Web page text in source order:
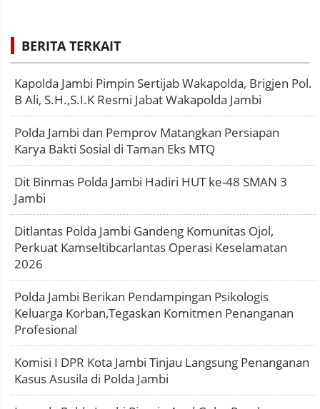
BERITA TERKAIT
Kapolda Jambi Pimpin Sertijab Wakapolda, Brigjen Pol.
B Ali, S.H.,S.I.K Resmi Jabat Wakapolda Jambi
Polda Jambi dan Pemprov Matangkan Persiapan
Karya Bakti Sosial di Taman Eks MTQ
Dit Binmas Polda Jambi Hadiri HUT ke-48 SMAN 3
Jambi
Ditlantas Polda Jambi Gandeng Komunitas Ojol,
Perkuat Kamseltibcarlantas Operasi Keselamatan
2026
Polda Jambi Berikan Pendampingan Psikologis
Keluarga Korban,Tegaskan Komitmen Penanganan
Profesional
Komisi I DPR Kota Jambi Tinjau Langsung Penanganan
Kasus Asusila di Polda Jambi